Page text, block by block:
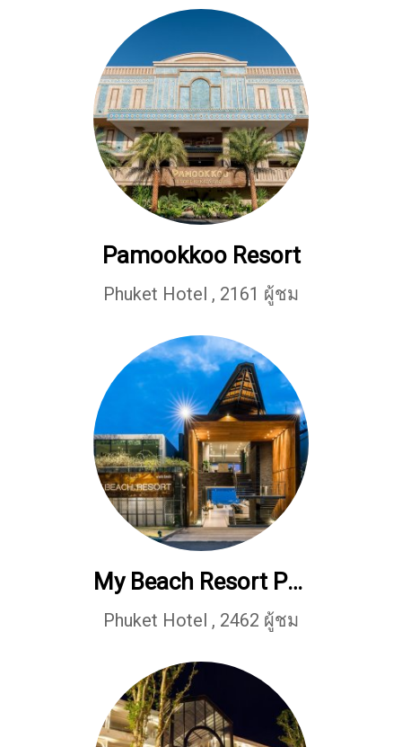
Pamookkoo Resort
Phuket Hotel , 2161 ผู้ชม
My Beach Resort Phuket
Phuket Hotel , 2462 ผู้ชม